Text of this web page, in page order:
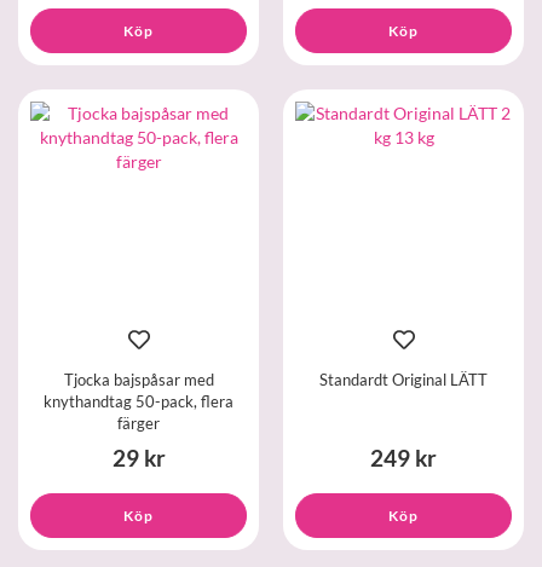
Köp Köp
Tjocka bajspåsar med
knythandtag 50-pack, flera
färger
29 kr
Köp
Standardt Original LÄTT
249 kr
Köp